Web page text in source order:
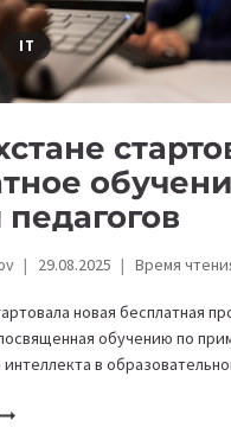
IT
29.08.2025 Время
новая бесплатная
обучению по
интеллекта в
В